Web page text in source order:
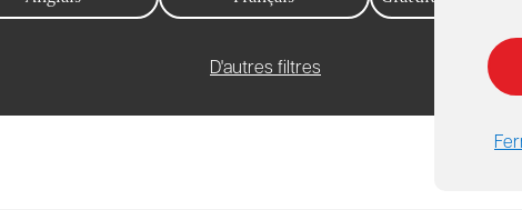
D'autres filtres